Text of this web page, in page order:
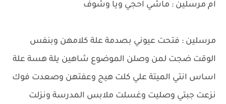
ام مرسلين : ماشي احجي ويا وشوف
مرسلين : فتحت عيوني بصدمة علة كلامهن وبنفس
الوقت ضجت لمن وصلن الموضوع شاهين يلة هسة علة
اساس انتي الميتة علي كلت هيج وعفتهن وصعدت فوك
نزعت جبتي وصليت وغسلت ملابس المدرسة ونزلت